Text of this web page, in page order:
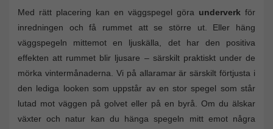
Med rätt placering kan en väggspegel göra underverk för
inredningen och få rummet att se större ut. Eller häng
väggspegeln mittemot en ljuskälla, det har den positiva
effekten att rummet blir ljusare – särskilt praktiskt under de
mörka vintermånaderna. Vi på allaramar är särskilt förtjusta i
den lediga looken som uppstår av en stor spegel som står
lutad mot väggen på golvet eller på en byrå. Om du älskar
växter och natur kan du hänga spegeln mitt emot några